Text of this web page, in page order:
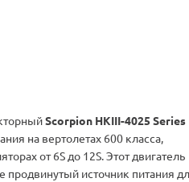
Scorpion HKIII-4025 Series
на вертолетах 600 класса,
от 6S до 12S. Этот двигатель
продвинутый источник питания